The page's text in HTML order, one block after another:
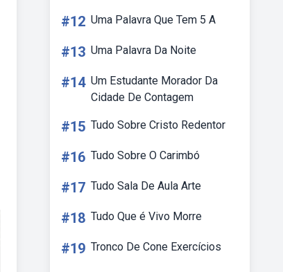
#12 Uma Palavra Que Tem 5 A
#13 Uma Palavra Da Noite
#14 Um Estudante Morador Da
Cidade De Contagem
#15 Tudo Sobre Cristo Redentor
#16 Tudo Sobre O Carimbó
#17 Tudo Sala De Aula Arte
#18 Tudo Que é Vivo Morre
#19 Tronco De Cone Exercícios